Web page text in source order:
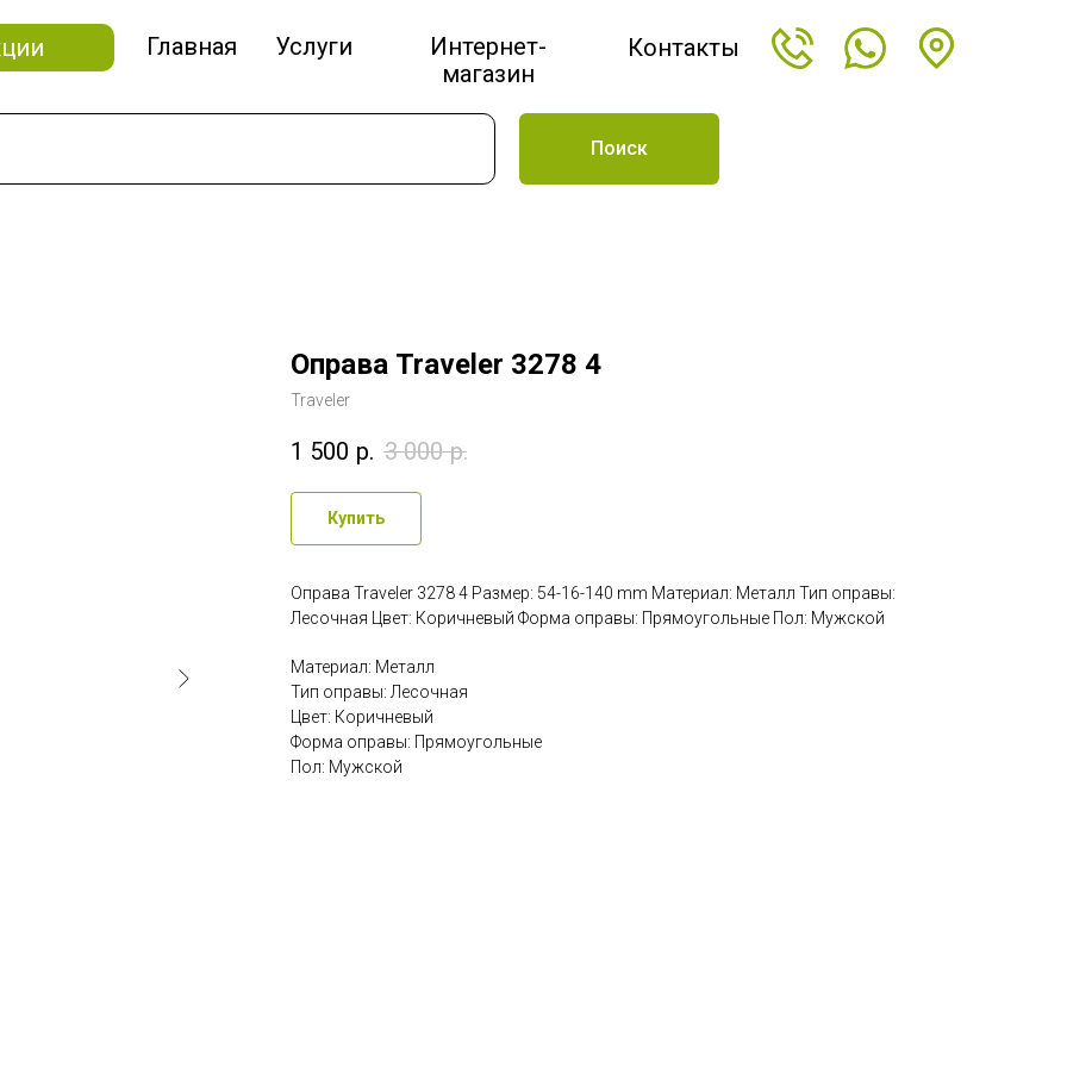
Главная Услуги
Интернет-
магазин
Контакты
Поиск
Оправа Traveler 3278 4
Traveler
1 500 р. 3 000 р.
Купить
Оправа Traveler 3278 4 Размер: 54-16-140 mm Материал: Металл Тип оправы:
Лесочная Цвет: Коричневый Форма оправы: Прямоугольные Пол: Мужской
Материал: Металл
Тип оправы: Лесочная
Цвет: Коричневый
Форма оправы: Прямоугольные
Пол: Мужской